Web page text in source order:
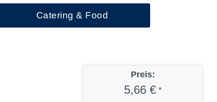
Catering & Food
Preis:
5,66 €*